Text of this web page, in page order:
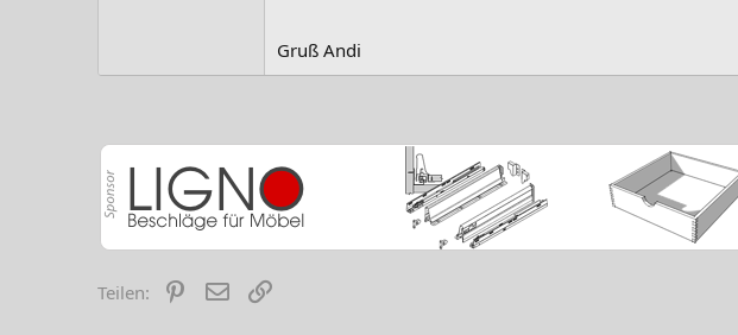
Gruß Andi
Teilen: Pinterest
E-Mail